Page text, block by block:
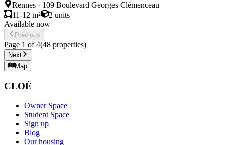
Rennes · 109 Boulevard Georges Clémenceau
11-12 m²
2 units
Available now
Previous
Page 1 of 4(48 properties)
Next
Map
CLOÉ
Owner Space
Student Space
Sign up
Blog
Our housing